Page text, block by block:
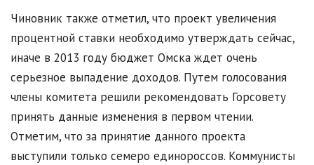
Чиновник также отметил, что проект увеличения
процентной ставки необходимо утверждать сейчас,
иначе в 2013 году бюджет Омска ждет очень
серьезное выпадение доходов. Путем голосования
члены комитета решили рекомендовать Горсовету
принять данные изменения в первом чтении.
Отметим, что за принятие данного проекта
выступили только семеро единороссов. Коммунисты